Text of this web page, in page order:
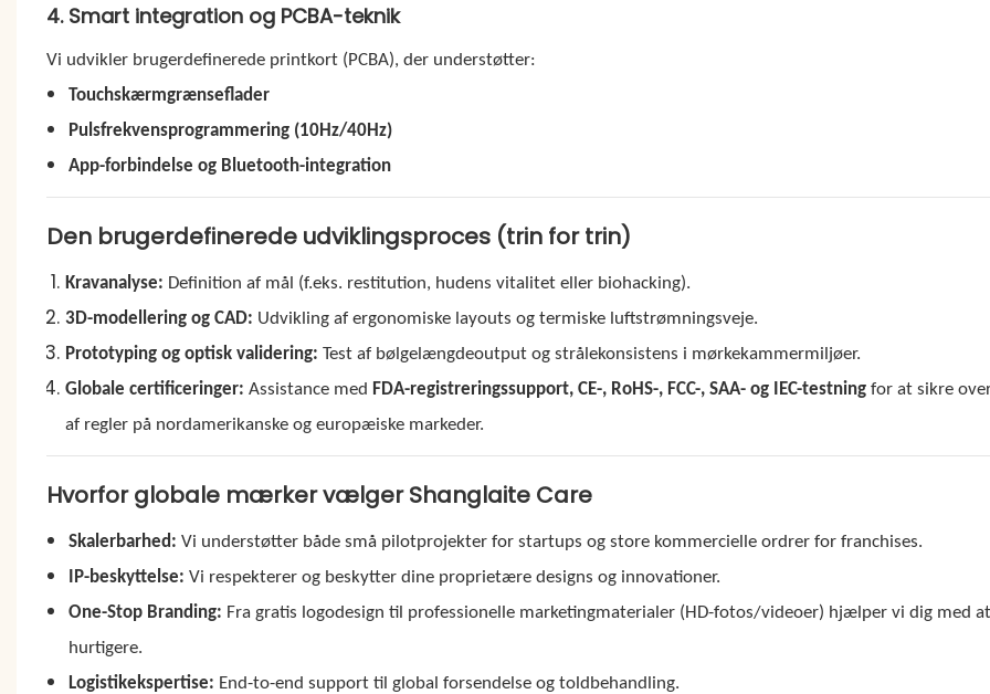
4. Smart integration og PCBA-teknik
Vi udvikler brugerdefinerede printkort (PCBA), der understøtter:
Touchskærmgrænseflader
Pulsfrekvensprogrammering (10Hz/40Hz)
App-forbindelse og Bluetooth-integration
Den brugerdefinerede udviklingsproces (trin for trin)
Kravanalyse: Definition af mål (f.eks. restitution, hudens vitalitet eller biohacking).
3D-modellering og CAD: Udvikling af ergonomiske layouts og termiske luftstrømningsveje.
Prototyping og optisk validering: Test af bølgelængdeoutput og strålekonsistens i mørkekammermiljøer.
Globale certificeringer: Assistance med FDA-registreringssupport, CE-, RoHS-, FCC-, SAA- og IEC-testningfor at sikre
af regler på nordamerikanske og europæiske markeder.
Hvorfor globale mærker vælger Shanglaite Care
Skalerbarhed: Vi understøtter både små pilotprojekter for startups og store kommercielle ordrer for franchises.
IP-beskyttelse: Vi respekterer og beskytter dine proprietære designs og innovationer.
One-Stop Branding: Fra gratis logodesign til professionelle marketingmaterialer (HD-fotos/videoer) hjælper vi dig med
hurtigere.
Logistikekspertise: End-to-end support til global forsendelse og toldbehandling.